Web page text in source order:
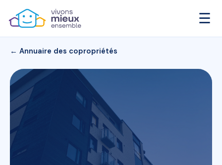
☰
← Annuaire des copropriétés